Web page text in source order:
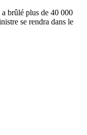
brûlé plus de 40 000
se rendra dans le